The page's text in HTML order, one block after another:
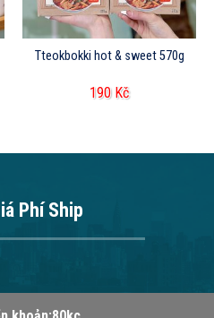
Tteokbokki hot & sweet 570g
190 Kč
Phí Ship